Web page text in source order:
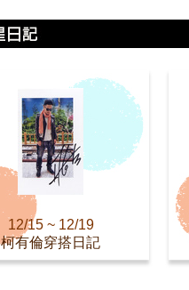
12/15 ~ 12/19
柯有倫穿搭日記